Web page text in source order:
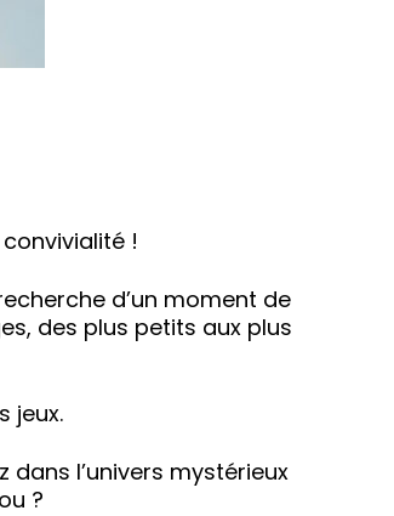
!
d’un moment de
des plus petits aux plus
jeux.
dans l’univers mystérieux
?